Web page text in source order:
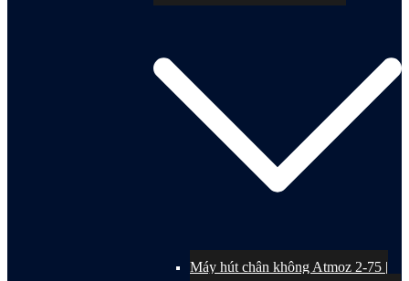
Máy hút chân không Atmoz 2-75 |